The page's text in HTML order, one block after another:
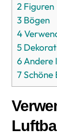
2 Figuren
3 Bögen
4
5
6Andere
7 Schöne